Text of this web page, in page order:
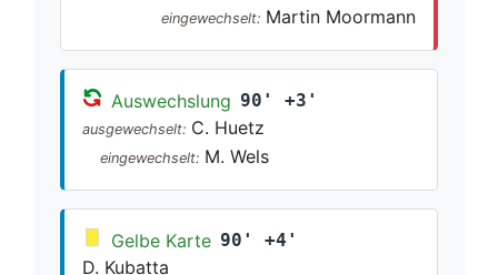
eingewechselt: Martin Moormann
Auswechslung 90' +3'
ausgewechselt: C. Huetz
eingewechselt: M. Wels
Gelbe Karte 90' +4'
D. Kubatta